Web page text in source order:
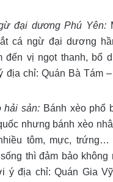
đại dương Phú Yên:
cá ngừ đại dương
đến vị ngọt thanh, bổ
địa chỉ: Quán Bà Tám
hải sản: Bánh xèo phổ
nhưng bánh xèo
tôm, mực, trứng…
thì đảm bảo
ý địa chỉ: Quán Gia